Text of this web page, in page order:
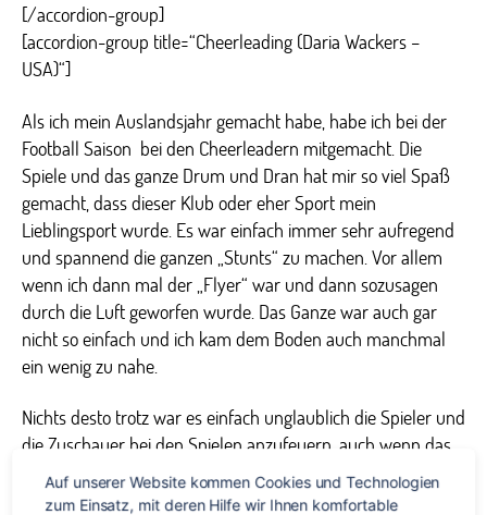
[/accordion-group]
[accordion-group title=“Cheerleading (Daria Wackers –
USA)“]
Als ich mein Auslandsjahr gemacht habe, habe ich bei der
Football Saison bei den Cheerleadern mitgemacht. Die
Spiele und das ganze Drum und Dran hat mir so viel Spaß
gemacht, dass dieser Klub oder eher Sport mein
Lieblingsport wurde. Es war einfach immer sehr aufregend
und spannend die ganzen „Stunts“ zu machen. Vor allem
wenn ich dann mal der „Flyer“ war und dann sozusagen
durch die Luft geworfen wurde. Das Ganze war auch gar
nicht so einfach und ich kam dem Boden auch manchmal
ein wenig zu nahe.
Nichts desto trotz war es einfach unglaublich die Spieler und
die Zuschauer bei den Spielen anzufeuern, auch wenn das
bei unserem Teamgeist nicht immer so nötig war. Die
Unterstützung von der High School, den Läden in der Stadt,
Auf unserer Website kommen Cookies und Technologien
zum Einsatz, mit deren Hilfe wir Ihnen komfortable